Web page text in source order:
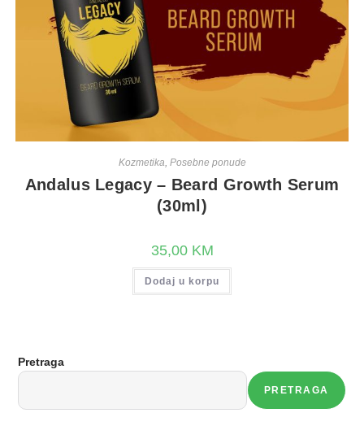
Kozmetika Posebne ponude
Andalus Legacy – Beard Growth Serum
(30ml)
35,00 KM
Dodaj u korpu
Pretraga
PRETRAGA